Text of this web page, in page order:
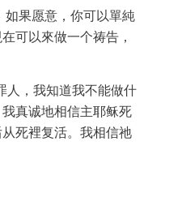
如果愿意，你可以單純
可以來做一个祷告，
人，我知道我不能做什
真诚地相信主耶稣死
死裡复活。我相信祂